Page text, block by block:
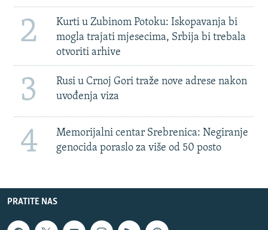
2
Kurti u Zubinom Potoku: Iskopavanja bi
mogla trajati mjesecima, Srbija bi trebala
otvoriti arhive
3
Rusi u Crnoj Gori traže nove adrese nakon
uvođenja viza
4
Memorijalni centar Srebrenica: Negiranje
genocida poraslo za više od 50 posto
PRATITE NAS